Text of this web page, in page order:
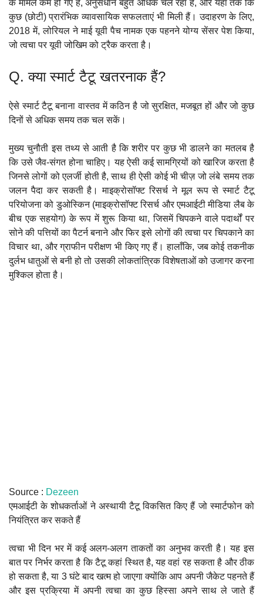
के मामले कम हो गए हैं, अनुसंधान बहुत अधिक चल रहा है, और यहां तक कि
कुछ (छोटी) प्रारंभिक व्यावसायिक सफलताएं भी मिली हैं। उदाहरण के लिए,
2018 में, लोरियल ने माई यूवी पैच नामक एक पहनने योग्य सेंसर पेश किया,
जो त्वचा पर यूवी जोखिम को ट्रैक करता है।
Q. क्या स्मार्ट टैटू खतरनाक हैं?
ऐसे स्मार्ट टैटू बनाना वास्तव में कठिन है जो सुरक्षित, मजबूत हों और जो कुछ
दिनों से अधिक समय तक चल सकें।
मुख्य चुनौती इस तथ्य से आती है कि शरीर पर कुछ भी डालने का मतलब है
कि उसे जैव-संगत होना चाहिए। यह ऐसी कई सामग्रियों को खारिज करता है
जिनसे लोगों को एलर्जी होती है, साथ ही ऐसी कोई भी चीज़ जो लंबे समय तक
जलन पैदा कर सकती है। माइक्रोसॉफ्ट रिसर्च ने मूल रूप से स्मार्ट टैटू
परियोजना को डुओस्किन (माइक्रोसॉफ्ट रिसर्च और एमआईटी मीडिया लैब के
बीच एक सहयोग) के रूप में शुरू किया था, जिसमें चिपकने वाले पदार्थों पर
सोने की पत्तियों का पैटर्न बनाने और फिर इसे लोगों की त्वचा पर चिपकाने का
विचार था, और ग्राफीन परीक्षण भी किए गए हैं। हालाँकि, जब कोई तकनीक
दुर्लभ धातुओं से बनी हो तो उसकी लोकतांत्रिक विशेषताओं को उजागर करना
मुश्किल होता है।
Source : Dezeen
एमआईटी के शोधकर्ताओं ने अस्थायी टैटू विकसित किए हैं जो स्मार्टफोन को
नियंत्रित कर सकते हैं
त्वचा भी दिन भर में कई अलग-अलग ताकतों का अनुभव करती है। यह इस
बात पर निर्भर करता है कि टैटू कहां स्थित है, यह वहां रह सकता है और ठीक
हो सकता है, या 3 घंटे बाद खत्म हो जाएगा क्योंकि आप अपनी जैकेट पहनते हैं
और इस प्रक्रिया में अपनी त्वचा का कुछ हिस्सा अपने साथ ले जाते हैं